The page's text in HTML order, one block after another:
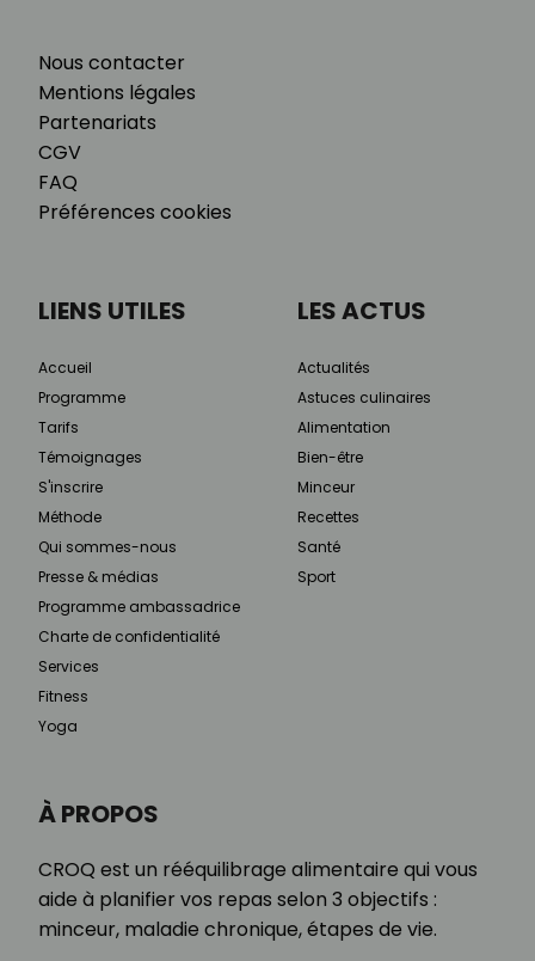
Nous contacter
Mentions légales
Partenariats
CGV
FAQ
Préférences cookies
À PROPOS
CROQ est un rééquilibrage alimentaire qui vous
aide à planifier vos repas selon 3 objectifs :
minceur, maladie chronique, étapes de vie.
LIENS UTILES
Accueil
Programme
Tarifs
Témoignages
S'inscrire
Méthode
Qui sommes-nous
Presse & médias
Programme ambassadrice
Charte de confidentialité
Services
Fitness
Yoga
LES ACTUS
Actualités
Astuces culinaires
Alimentation
Bien-être
Minceur
Recettes
Santé
Sport